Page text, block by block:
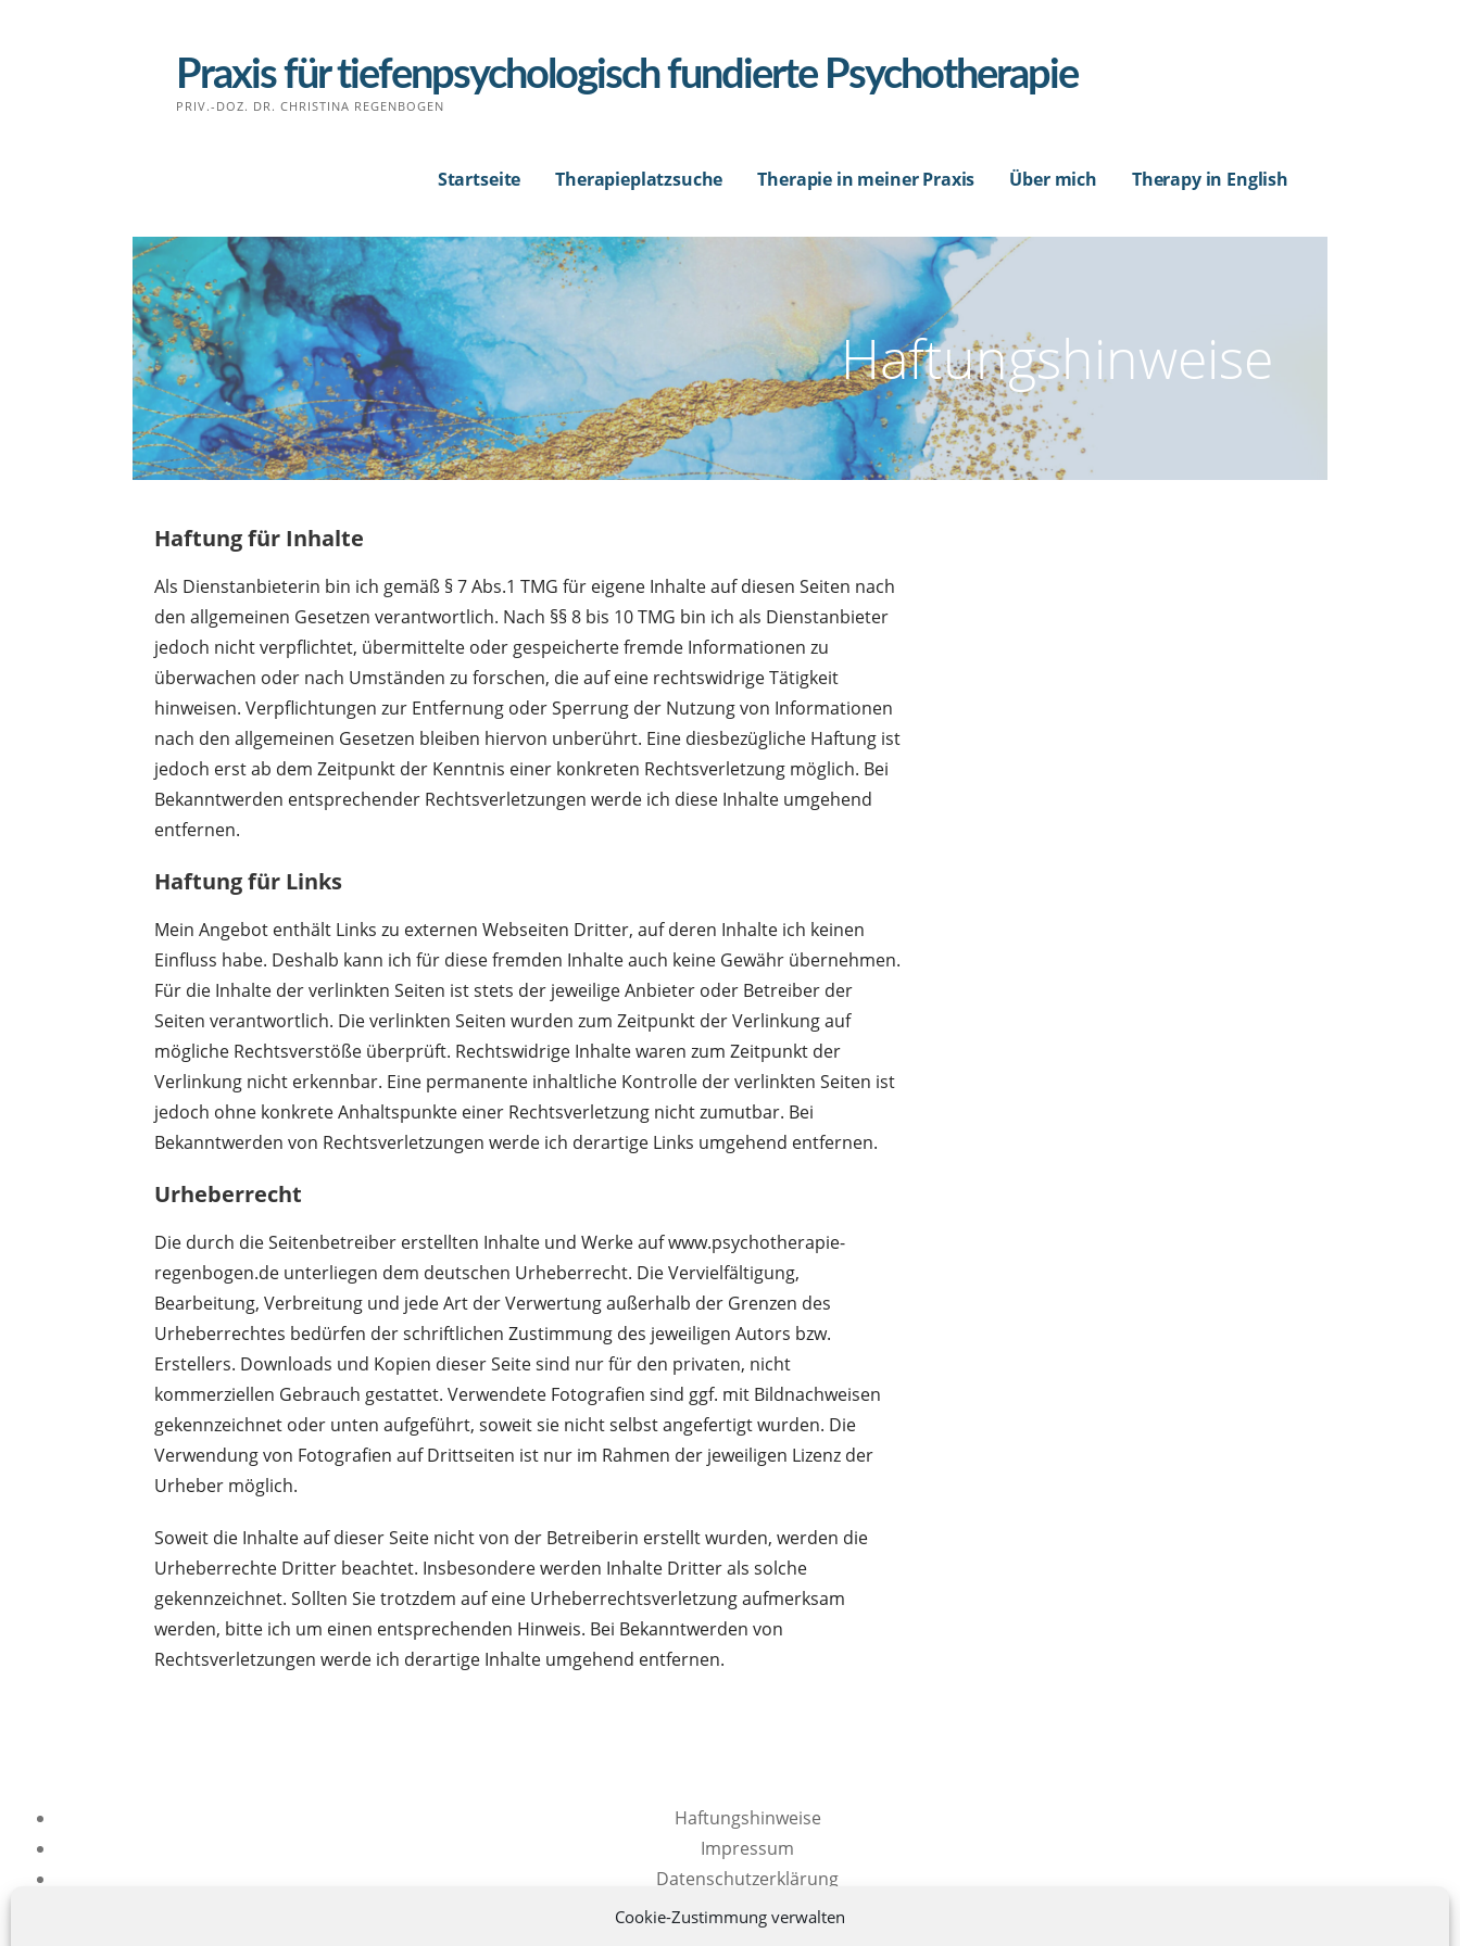
Cookie-Zustimmung verwalten
Praxis für tiefenpsychologisch fundierte Psychotherapie
PRIV.-DOZ. DR. CHRISTINA REGENBOGEN
Startseite Therapieplatzsuche Therapie in meiner Praxis Über mich Therapy in English
Haftungshinweise
Haftung für Inhalte
Als Dienstanbieterin bin ich gemäß § 7 Abs.1 TMG für eigene Inhalte auf diesen Seiten nach
den allgemeinen Gesetzen verantwortlich. Nach §§ 8 bis 10 TMG bin ich als Dienstanbieter
jedoch nicht verpflichtet, übermittelte oder gespeicherte fremde Informationen zu
überwachen oder nach Umständen zu forschen, die auf eine rechtswidrige Tätigkeit
hinweisen. Verpflichtungen zur Entfernung oder Sperrung der Nutzung von Informationen
nach den allgemeinen Gesetzen bleiben hiervon unberührt. Eine diesbezügliche Haftung ist
jedoch erst ab dem Zeitpunkt der Kenntnis einer konkreten Rechtsverletzung möglich. Bei
Bekanntwerden entsprechender Rechtsverletzungen werde ich diese Inhalte umgehend
entfernen.
Haftung für Links
Mein Angebot enthält Links zu externen Webseiten Dritter, auf deren Inhalte ich keinen
Einfluss habe. Deshalb kann ich für diese fremden Inhalte auch keine Gewähr übernehmen.
Für die Inhalte der verlinkten Seiten ist stets der jeweilige Anbieter oder Betreiber der
Seiten verantwortlich. Die verlinkten Seiten wurden zum Zeitpunkt der Verlinkung auf
mögliche Rechtsverstöße überprüft. Rechtswidrige Inhalte waren zum Zeitpunkt der
Verlinkung nicht erkennbar. Eine permanente inhaltliche Kontrolle der verlinkten Seiten ist
jedoch ohne konkrete Anhaltspunkte einer Rechtsverletzung nicht zumutbar. Bei
Bekanntwerden von Rechtsverletzungen werde ich derartige Links umgehend entfernen.
Urheberrecht
Die durch die Seitenbetreiber erstellten Inhalte und Werke auf www.psychotherapie-
regenbogen.de unterliegen dem deutschen Urheberrecht. Die Vervielfältigung,
Bearbeitung, Verbreitung und jede Art der Verwertung außerhalb der Grenzen des
Urheberrechtes bedürfen der schriftlichen Zustimmung des jeweiligen Autors bzw.
Erstellers. Downloads und Kopien dieser Seite sind nur für den privaten, nicht
kommerziellen Gebrauch gestattet. Verwendete Fotografien sind ggf. mit Bildnachweisen
gekennzeichnet oder unten aufgeführt, soweit sie nicht selbst angefertigt wurden. Die
Verwendung von Fotografien auf Drittseiten ist nur im Rahmen der jeweiligen Lizenz der
Urheber möglich.
Soweit die Inhalte auf dieser Seite nicht von der Betreiberin erstellt wurden, werden die
Urheberrechte Dritter beachtet. Insbesondere werden Inhalte Dritter als solche
gekennzeichnet. Sollten Sie trotzdem auf eine Urheberrechtsverletzung aufmerksam
werden, bitte ich um einen entsprechenden Hinweis. Bei Bekanntwerden von
Rechtsverletzungen werde ich derartige Inhalte umgehend entfernen.
Haftungshinweise
Impressum
Datenschutzerklärung
Cookie-Richtlinie